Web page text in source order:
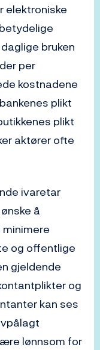
elektroniske
bruken
per
kostnadene
plikt
plikt
aktører ofte
ivaretar
å
og offentlige
gjeldende
og
kan ses
lønnsom for